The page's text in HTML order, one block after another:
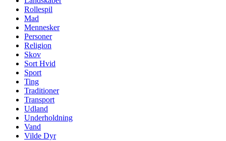
Rollespil
Mad
Mennesker
Personer
Religion
Skov
Sort Hvid
Sport
Ting
Traditioner
Transport
Udland
Underholdning
Vand
Vilde Dyr